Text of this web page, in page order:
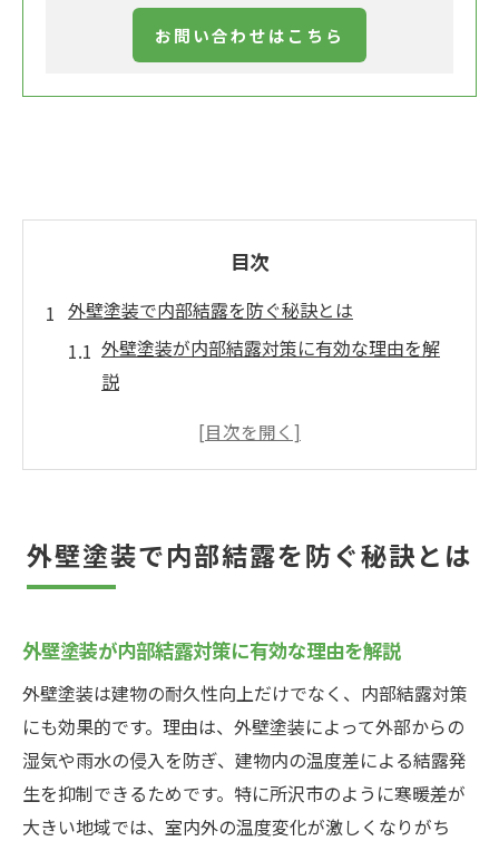
お問い合わせはこちら
目次
外壁塗装で内部結露を防ぐ秘訣とは
外壁塗装が内部結露対策に有効な理由を解
説
所沢市の気候特性に合わせた外壁塗装の工
外壁塗装による住まいの結露リスク低減法
所沢市の湿度変化と外壁塗装の対策ポイン
気温差に強い外壁塗装が結露防止に役立つ
理由
結露が多い時期に適した外壁塗装の工夫
地域特性を活かす外壁塗装の結露対策法
外壁塗装で内部結露を防ぐ秘訣とは
外壁塗装が内部結露対策に有効な理由を解説
外壁塗装は建物の耐久性向上だけでなく、内部結露対策
にも効果的です。理由は、外壁塗装によって外部からの
湿気や雨水の侵入を防ぎ、建物内の温度差による結露発
生を抑制できるためです。特に所沢市のように寒暖差が
大きい地域では、室内外の温度変化が激しくなりがち